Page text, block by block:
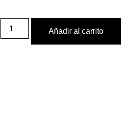
Añadir al carrito